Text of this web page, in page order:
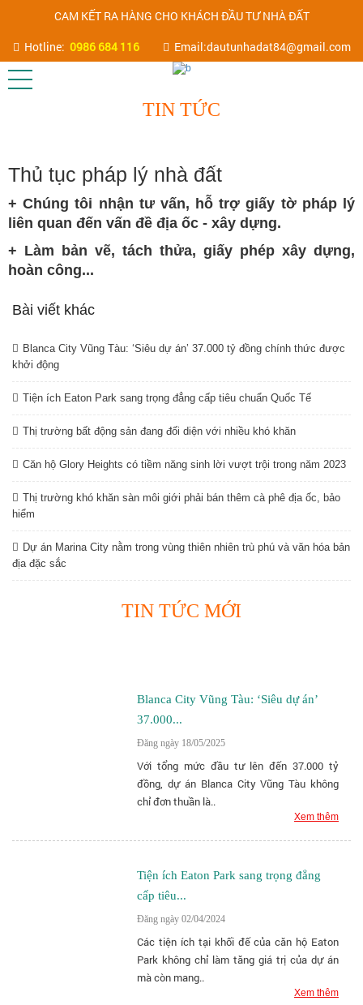
CAM KẾT RA HÀNG CHO KHÁCH ĐẦU TƯ NHÀ ĐẤT
Hotline: 0986 684 116 Email:dautunhadat84@gmail.com
TIN TỨC
Thủ tục pháp lý nhà đất
+ Chúng tôi nhận tư vấn, hỗ trợ giấy tờ pháp lý
liên quan đến vấn đề địa ốc - xây dựng.
+ Làm bản vẽ, tách thửa, giấy phép xây dựng,
hoàn công...
Bài viết khác
Blanca City Vũng Tàu: ‘Siêu dự án’ 37.000 tỷ đồng chính thức được
khởi động
Tiện ích Eaton Park sang trọng đẳng cấp tiêu chuẩn Quốc Tế
Thị trường bất động sản đang đối diện với nhiều khó khăn
Căn hộ Glory Heights có tiềm năng sinh lời vượt trội trong năm 2023
Thị trường khó khăn sàn môi giới phải bán thêm cà phê địa ốc, bảo
hiểm
Dự án Marina City nằm trong vùng thiên nhiên trù phú và văn hóa bản
địa đặc sắc
TIN TỨC MỚI
Blanca City Vũng Tàu: ‘Siêu dự án’
37.000...
Đăng ngày 18/05/2025
Với tổng mức đầu tư lên đến 37.000 tỷ
đồng, dự án Blanca City Vũng Tàu không
chỉ đơn thuần là..
Xem thêm
Tiện ích Eaton Park sang trọng đẳng
cấp tiêu...
Đăng ngày 02/04/2024
Các tiện ích tại khối đế của căn hộ Eaton
Park không chỉ làm tăng giá trị của dự án
mà còn mang..
Xem thêm